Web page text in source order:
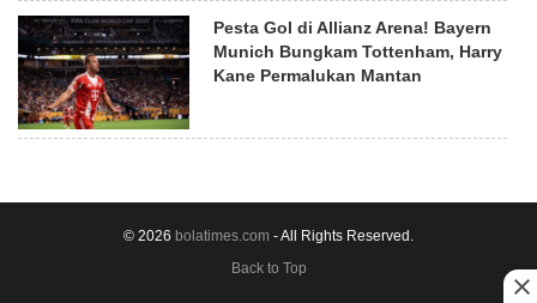
Pesta Gol di Allianz Arena! Bayern
Munich Bungkam Tottenham, Harry
Kane Permalukan Mantan
© 2026 bolatimes.com - All Rights Reserved.
Back to Top